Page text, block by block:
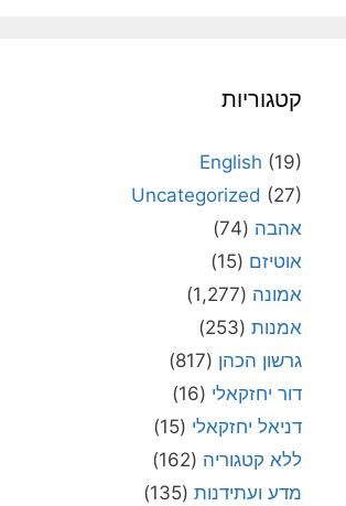
קטגוריות
English (19)
Uncategorized (27)
אהבה (74)
אוטיזם (15)
אמונה (1,277)
אמנות (253)
גרשון הכהן (817)
דור יחזקאלי (16)
דניאל יחזקאלי (15)
ללא קטגוריה (162)
מדע ועתידנות (135)